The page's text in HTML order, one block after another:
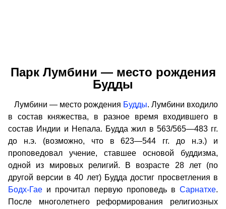
Парк Лумбини — место рождения
Будды
Лумбини — место рождения Будды. Лумбини входило
в состав княжества, в разное время входившего в
состав Индии и Непала. Будда жил в 563/565—483 гг.
до н.э. (возможно, что в 623—544 гг. до н.э.) и
проповедовал учение, ставшее основой буддизма,
одной из мировых религий. В возрасте 28 лет (по
другой версии в 40 лет) Будда достиг просветления в
Бодх-Гае и прочитал первую проповедь в Сарнатхе.
После многолетнего реформирования религиозных